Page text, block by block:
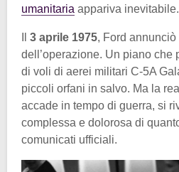
umanitaria appariva inevitabile.
3 aprile 1975, Ford
dell’operazione. Un piano che
di voli di aerei militari C-5A
piccoli orfani in salvo. Ma la
accade in tempo di guerra, si
complessa e dolorosa di
comunicati ufficiali.